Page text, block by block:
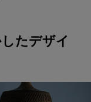
たデザイ